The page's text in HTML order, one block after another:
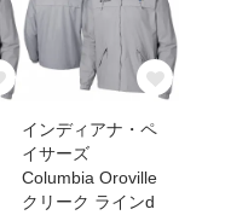
インディアナ・ペ
イサーズ
Columbia Oroville
クリーク ラインd